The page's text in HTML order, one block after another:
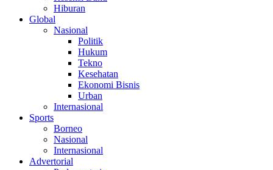
Hiburan
Global
Nasional
Politik
Hukum
Tekno
Kesehatan
Ekonomi Bisnis
Urban
Internasional
Sports
Borneo
Nasional
Internasional
Advertorial